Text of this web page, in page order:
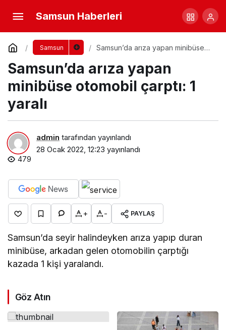
Samsun Haberleri
Samsun
Samsun’da arıza yapan minibüse
Samsun’da arıza yapan
minibüse otomobil çarptı: 1
yaralı
admin tarafından yayınlandı
28 Ocak 2022, 12:23 yayınlandı
479
+ - PAYLAŞ
Samsun’da seyir halindeyken arıza yapıp duran
minibüse, arkadan gelen otomobilin çarptığı
kazada 1 kişi yaralandı.
Göz Atın